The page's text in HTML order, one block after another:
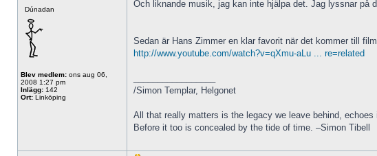
Dúnadan
Blev medlem: ons aug 06,
2008 1:27 pm
Inlägg: 142
Ort: Linköping
Och liknande musik, jag kan inte hjälpa det. Jag lyssnar på
Sedan är Hans Zimmer en klar favorit när det kommer till
http://www.youtube.com/watch?v=qXmu-aLu ... re=related
/Simon Templar, Helgonet
All that really matters is the legacy we leave behind, echoes
Before it too is concealed by the tide of time. –Simon Tibell